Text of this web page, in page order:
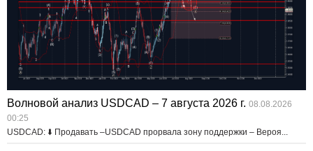
Волновой анализ USDCAD – 7 августа 2026 г. 08.08.2026
00:25
USDCAD: ⬇️ Продавать –USDCAD прорвала зону поддержки – Вероя...